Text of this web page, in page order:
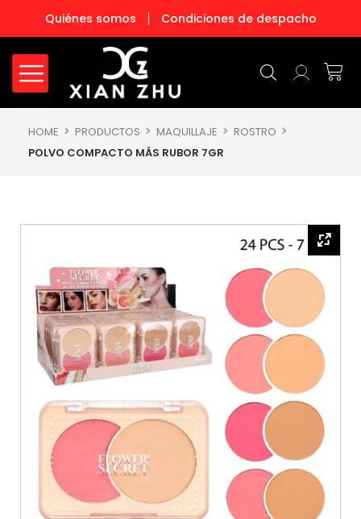
contenido
Quiénes somos Condiciones de despacho
HOME PRODUCTOS MAQUILLAJE
ROSTRO
POLVO COMPACTO MÁS RUBOR 7GR